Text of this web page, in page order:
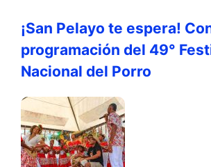
¡San Pelayo te espera!
programación del 49°
Nacional del Porro